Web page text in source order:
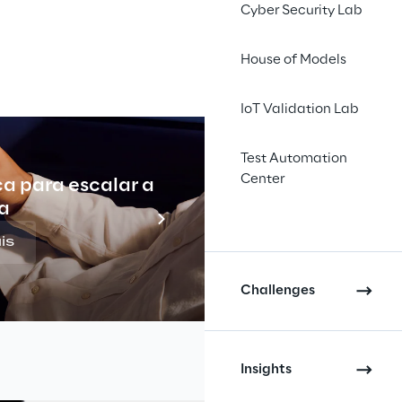
para escalar a
Cyber Security Lab
House of Models
IoT Validation Lab
Test Automation
Center
Challenges
Insights
first”